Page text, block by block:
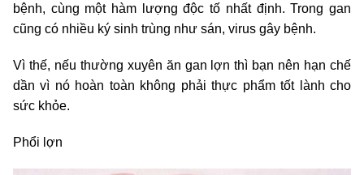
bệnh, cùng một hàm lượng độc tố nhất định. Trong gan
cũng có nhiều ký sinh trùng như sán, virus gây bệnh.
Vì thế, nếu thường xuyên ăn gan lợn thì bạn nên hạn chế
dần vì nó hoàn toàn không phải thực phẩm tốt lành cho
sức khỏe.
Phổi lợn